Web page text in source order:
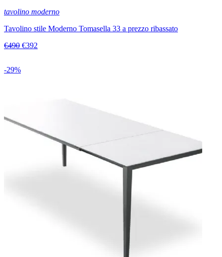
tavolino moderno
Tavolino stile Moderno Tomasella 33 a prezzo ribassato
€490 €392
-29%